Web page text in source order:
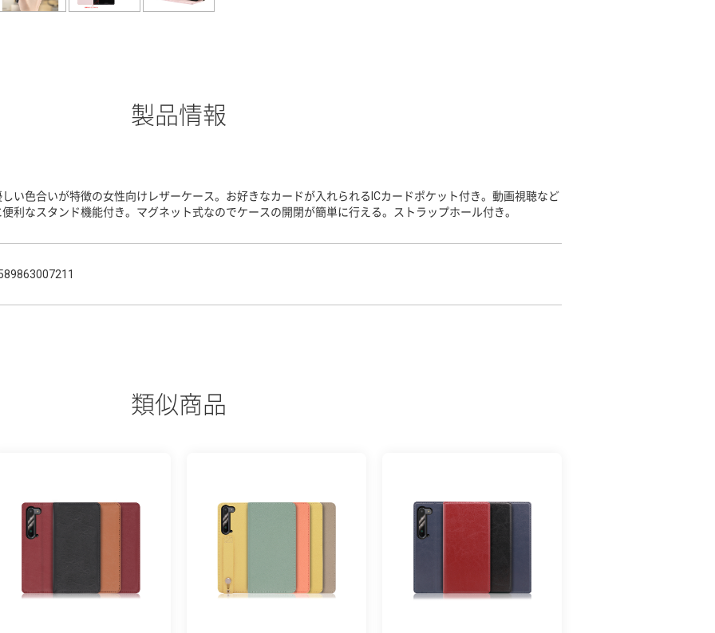
製品情報
しい色合いが特徴の女性向けレザーケース。お好きなカードが入れられるICカードポケット付き。動画視聴など
便利なスタンド機能付き。マグネット式なのでケースの開閉が簡単に行える。ストラップホール付き。
類似商品